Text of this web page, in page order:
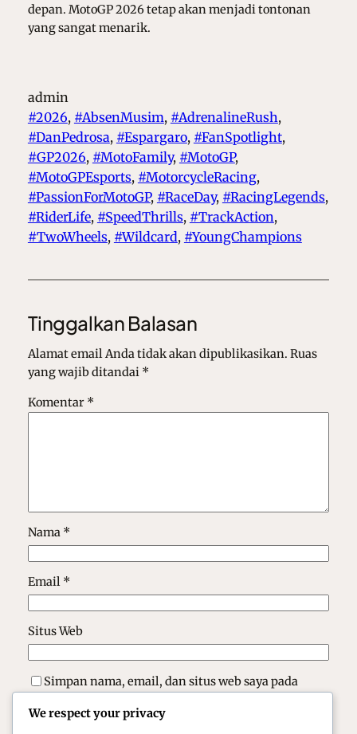
depan. MotoGP 2026 tetap akan menjadi tontonan
yang sangat menarik.
admin
#2026, #AbsenMusim, #AdrenalineRush
#DanPedrosa, #Espargaro, #FanSpotlight
#GP2026, #MotoFamily, #MotoGP
#MotoGPEsports, #MotorcycleRacing
#PassionForMotoGP, #RaceDay, #RacingLegends
#RiderLife, #SpeedThrills, #TrackAction
#TwoWheels, #Wildcard, #YoungChampions
Tinggalkan Balasan
Alamat email Anda tidak akan dipublikasikan. Ruas
yang wajib ditandai *
Komentar *
Nama *
Email *
Situs Web
Simpan nama, email, dan situs web saya pada
We respect your privacy